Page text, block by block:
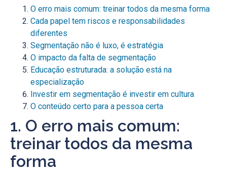
O erro mais comum: treinar todos da mesma forma
Cada papel tem riscos e responsabilidades
diferentes
Segmentação não é luxo, é estratégia
O impacto da falta de segmentação
Educação estruturada: a solução está na
especialização
Investir em segmentação é investir em cultura
O conteúdo certo para a pessoa certa
1. O erro mais comum:
treinar todos da mesma
forma